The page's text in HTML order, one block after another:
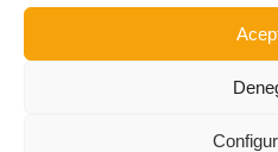
como resultado este gran aumento, la